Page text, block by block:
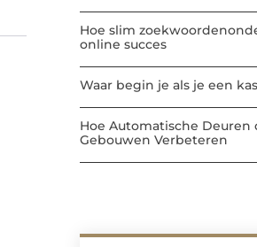
Hoe slim
online succes
Waar begin je als je een
Hoe Automatische
Gebouwen Verbeteren